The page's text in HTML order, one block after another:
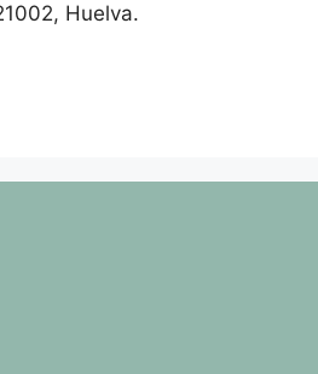
Huelva.